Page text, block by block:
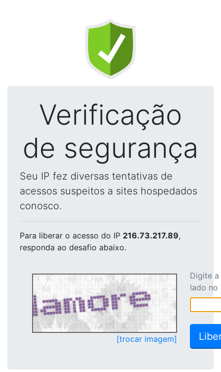
Verificação
de segurança
Seu IP fez diversas tentativas de
acessos suspeitos a sites hospedados
conosco.
Para liberar o acesso do IP 216.73.217.89,
responda ao desafio abaixo.
[trocar imagem]
Digite
lado no